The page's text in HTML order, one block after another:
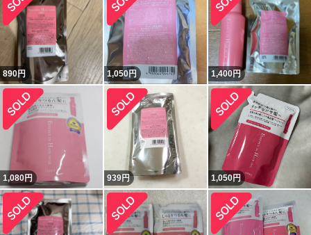
890円 1,050円 1,400円
1,080円 939円 1,050円